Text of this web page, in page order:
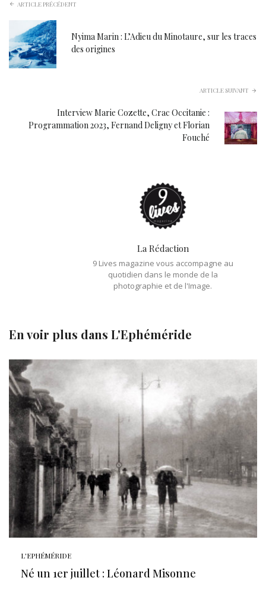
ARTICLE PRÉCÉDENT
Nyima Marin : L’Adieu du Minotaure, sur les traces
des origines
ARTICLE SUIVANT
Interview Marie Cozette, Crac Occitanie :
Programmation 2023, Fernand Deligny et Florian
Fouché
La Rédaction
9 Lives magazine vous accompagne au
quotidien dans le monde de la
photographie et de l'Image.
En voir plus dans L'Ephéméride
L'EPHÉMÉRIDE
Né un 1er juillet : Léonard Misonne